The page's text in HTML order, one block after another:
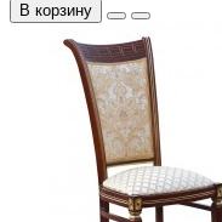
В корзину